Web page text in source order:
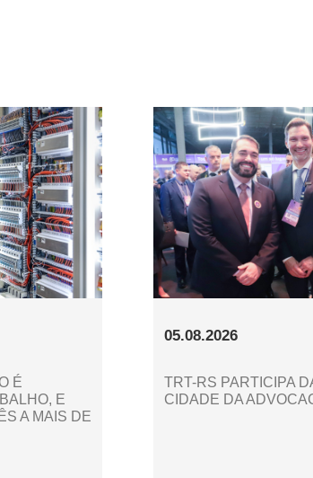
É
E
A MAIS DE
05.08.2026
TRT-RS PARTICIPA
CIDADE DA